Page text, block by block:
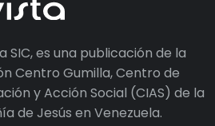
SIC, es una publicación de la
Centro Gumilla, Centro de
y Acción Social (CIAS) de la
de Jesús en Venezuela.